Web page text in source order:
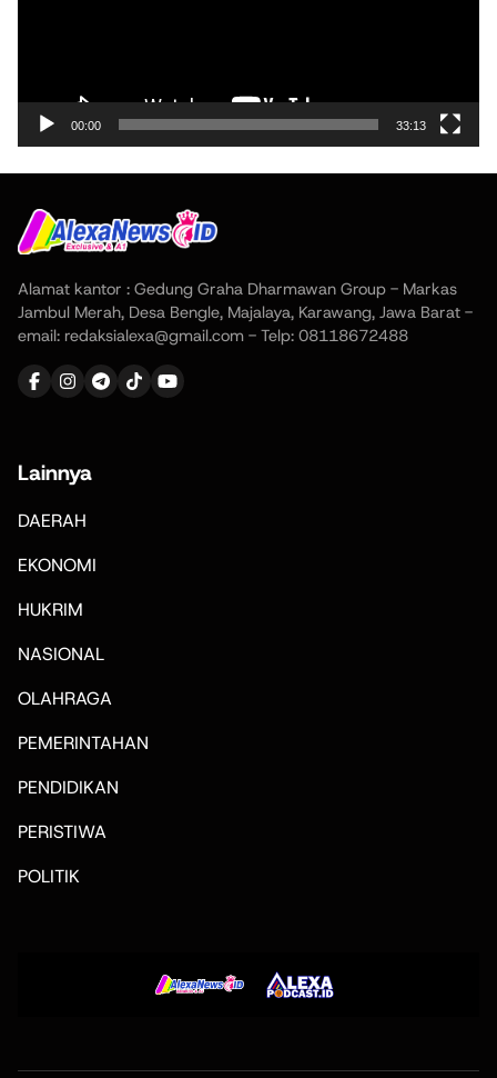
00:00 33:13
Alamat kantor : Gedung Graha Dharmawan Group - Markas
Jambul Merah, Desa Bengle, Majalaya, Karawang, Jawa Barat -
email: redaksialexa@gmail.com - Telp: 08118672488
Lainnya
DAERAH
EKONOMI
HUKRIM
NASIONAL
OLAHRAGA
PEMERINTAHAN
PENDIDIKAN
PERISTIWA
POLITIK